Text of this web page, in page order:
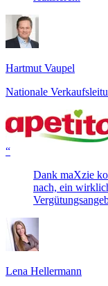
Hartmut Vaupel
Nationale
“
Dank maXzie
nach, ein
Lena Hellermann